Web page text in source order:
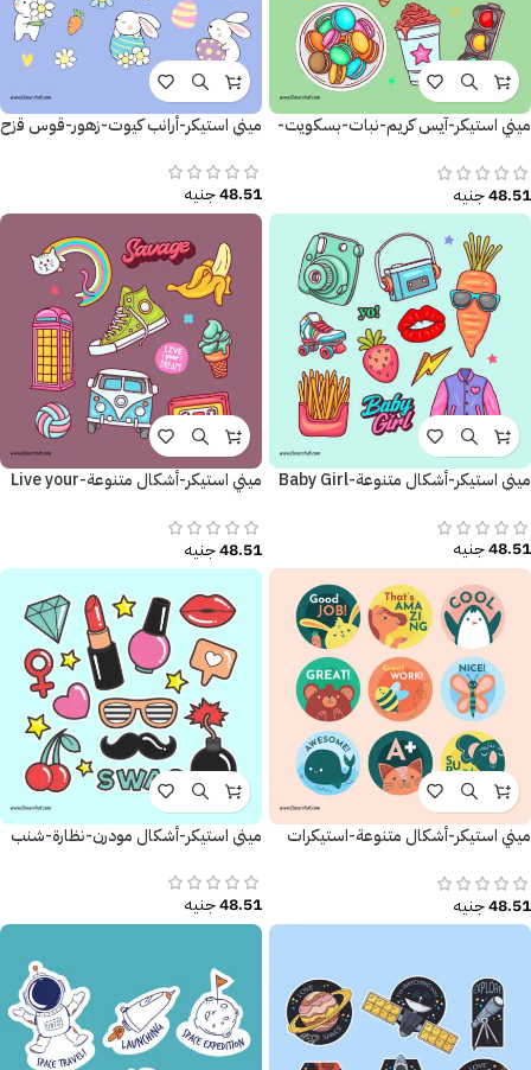
ميني استيكر-آيس كريم-نبات-بسكويت-
48.51جنيه
ميني استيكر-أرانب كيوت-زهور-قوس قزح
48.51جنيه
ميني استيكر-أشكال متنوعة-Baby Girl
48.51جنيه
ميني استيكر-أشكال متنوعة-Live your
48.51جنيه
ميني استيكر-أشكال متنوعة-استيكرات
48.51جنيه
ميني استيكر-أشكال مودرن-نظارة-شنب
48.51جنيه